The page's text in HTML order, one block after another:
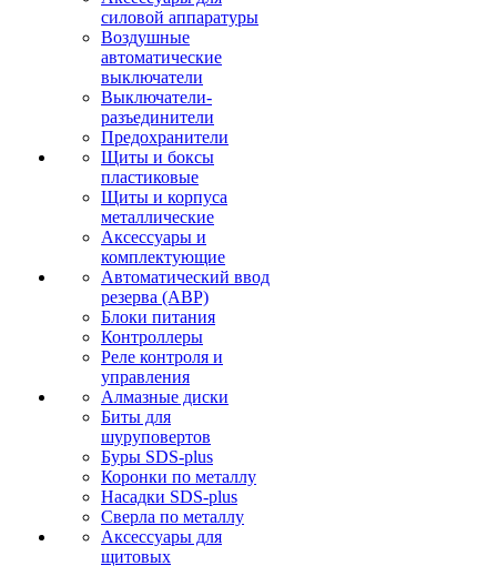
силовой аппаратуры
Воздушные
автоматические
выключатели
Выключатели-
разъединители
Предохранители
Щиты и боксы
пластиковые
Щиты и корпуса
металлические
Аксессуары и
комплектующие
Автоматический ввод
резерва (АВР)
Блоки питания
Контроллеры
Реле контроля и
управления
Алмазные диски
Биты для
шуруповертов
Буры SDS-plus
Коронки по металлу
Насадки SDS-plus
Сверла по металлу
Аксессуары для
щитовых